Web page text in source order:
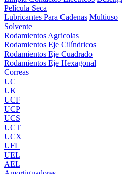
Película Seca
Lubricantes Para Cadenas Multiuso
Solvente
Rodamientos Agricolas
Rodamientos Eje Cilíndricos
Rodamientos Eje Cuadrado
Rodamientos Eje Hexagonal
Correas
UC
UK
UCF
UCP
UCS
UCT
UCX
UFL
UEL
AEL